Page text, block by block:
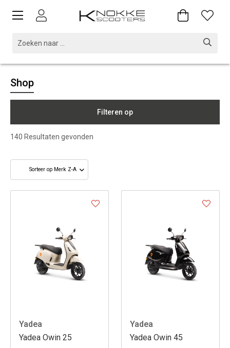
Shop
Filteren op
140 Resultaten gevonden
Yadea
Yadea Owin 25
Yadea
Yadea Owin 45